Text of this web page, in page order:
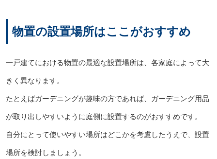
物置の設置場所はここがおすすめ
一戸建てにおける物置の最適な設置場所は、各家庭によって大
きく異なります。
たとえばガーデニングが趣味の方であれば、ガーデニング用品
が取り出しやすいように庭側に設置するのがおすすめです。
自分にとって使いやすい場所はどこかを考慮したうえで、設置
場所を検討しましょう。